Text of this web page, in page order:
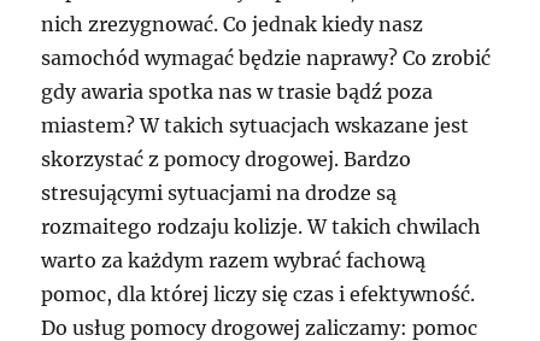
nich zrezygnować. Co jednak kiedy nasz
samochód wymagać będzie naprawy? Co zrobić
gdy awaria spotka nas w trasie bądź poza
miastem? W takich sytuacjach wskazane jest
skorzystać z pomocy drogowej. Bardzo
stresującymi sytuacjami na drodze są
rozmaitego rodzaju kolizje. W takich chwilach
warto za każdym razem wybrać fachową
pomoc, dla której liczy się czas i efektywność.
Do usług pomocy drogowej zaliczamy: pomoc